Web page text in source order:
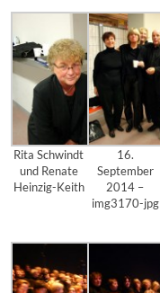
Rita Schwindt
und Renate
Heinzig-Keith
16.
September
2014 –
img3170-jpg